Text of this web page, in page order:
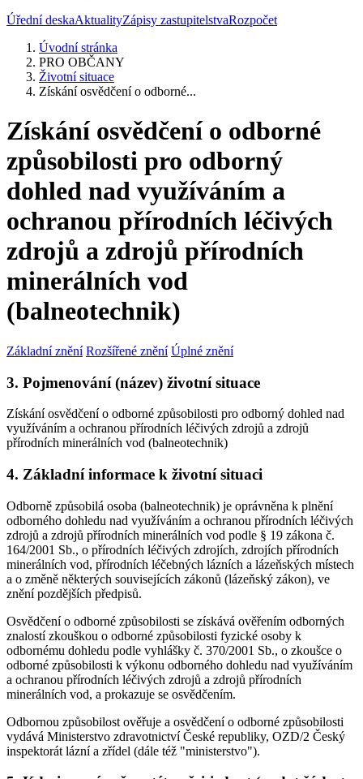
Úřední deskaAktualityZápisy zastupitelstvaRozpočet
Úvodní stránka
PRO OBČANY
Životní situace
Získání osvědčení o odborné...
Získání osvědčení o odborné
způsobilosti pro odborný
dohled nad využíváním a
ochranou přírodních léčivých
zdrojů a zdrojů přírodních
minerálních vod
(balneotechnik)
Základní znění Rozšířené znění Úplné znění
3. Pojmenování (název) životní situace
Získání osvědčení o odborné způsobilosti pro odborný dohled nad
využíváním a ochranou přírodních léčivých zdrojů a zdrojů
přírodních minerálních vod (balneotechnik)
4. Základní informace k životní situaci
Odborně způsobilá osoba (balneotechnik) je oprávněna k plnění
odborného dohledu nad využíváním a ochranou přírodních léčivých
zdrojů a zdrojů přírodních minerálních vod podle § 19 zákona č.
164/2001 Sb., o přírodních léčivých zdrojích, zdrojích přírodních
minerálních vod, přírodních léčebných lázních a lázeňských místech
a o změně některých souvisejících zákonů (lázeňský zákon), ve
znění pozdějších předpisů.
Osvědčení o odborné způsobilosti se získává ověřením odborných
znalostí zkouškou o odborné způsobilosti fyzické osoby k
odbornému dohledu podle vyhlášky č. 370/2001 Sb., o zkoušce o
odborné způsobilosti k výkonu odborného dohledu nad využíváním
a ochranou přírodních léčivých zdrojů a zdrojů přírodních
minerálních vod, a prokazuje se osvědčením.
Odbornou způsobilost ověřuje a osvědčení o odborné způsobilosti
vydává Ministerstvo zdravotnictví České republiky, OZD/2 Český
inspektorát lázní a zřídel (dále též "ministerstvo").